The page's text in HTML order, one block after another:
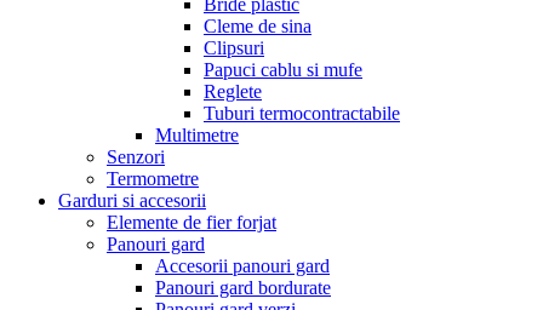
Bride plastic
Cleme de sina
Clipsuri
Papuci cablu si mufe
Reglete
Tuburi termocontractabile
Multimetre
Senzori
Termometre
Garduri si accesorii
Elemente de fier forjat
Panouri gard
Accesorii panouri gard
Panouri gard bordurate